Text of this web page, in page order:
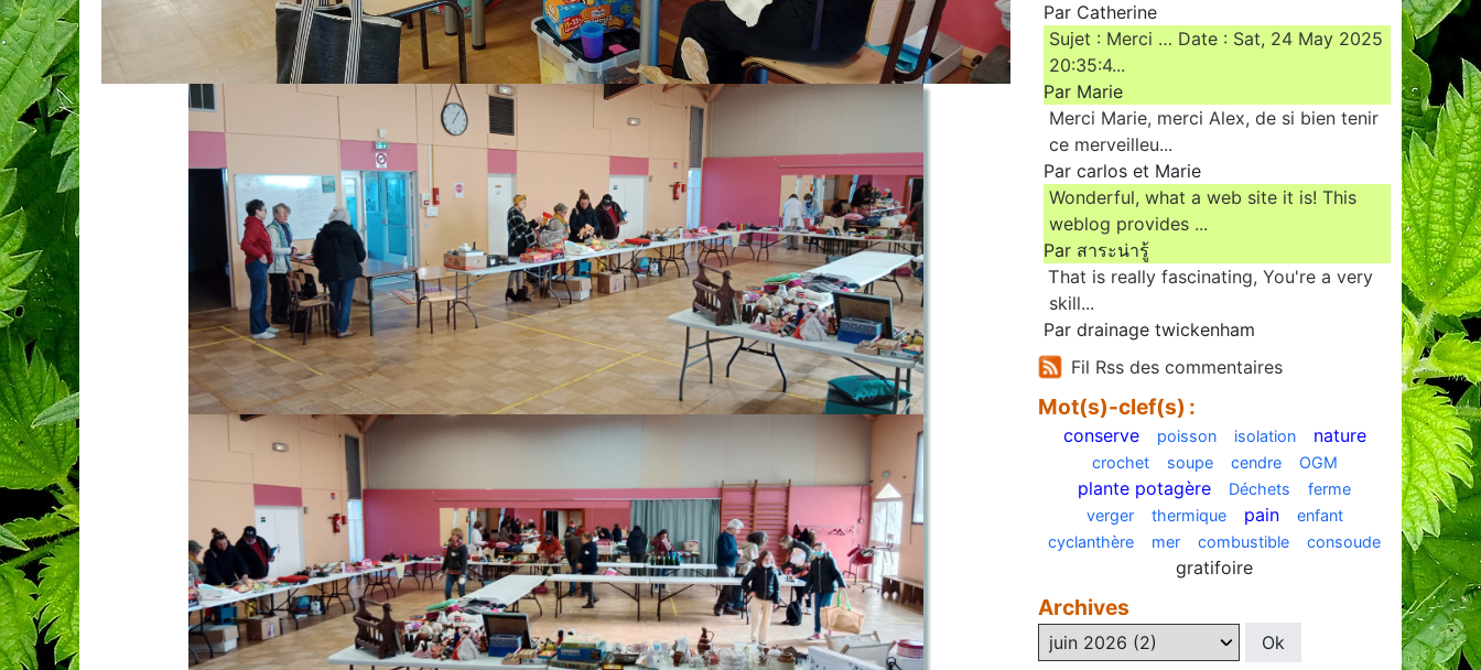
Par Catherine
Sujet : Merci … Date : Sat, 24 May 2025
20:35:4...
Par Marie
Merci Marie, merci Alex, de si bien tenir
ce merveilleu...
Par carlos et Marie
Wonderful, what a web site it is! This
weblog provides ...
Par สาระน่ารู้
Ꭲhat is really fascinating, You'rе a very
skill...
Par drainage twickenham
Fil Rss des commentaires
Mot(s)-clef(s) :
conserve poisson isolation nature
crochet soupe cendre OGM
plante potagère Déchets
ferme
verger
thermique pain
enfant
cyclanthère
mer combustible consoude
gratifoire
Archives